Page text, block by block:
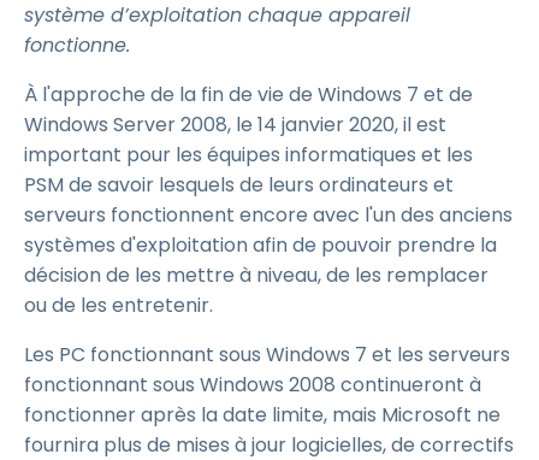
système d’exploitation chaque appareil
fonctionne.
À l'approche de la fin de vie de Windows 7 et de
Windows Server 2008, le 14 janvier 2020, il est
important pour les équipes informatiques et les
PSM de savoir lesquels de leurs ordinateurs et
serveurs fonctionnent encore avec l'un des anciens
systèmes d'exploitation afin de pouvoir prendre la
décision de les mettre à niveau, de les remplacer
ou de les entretenir.
Les PC fonctionnant sous Windows 7 et les serveurs
fonctionnant sous Windows 2008 continueront à
fonctionner après la date limite, mais Microsoft ne
fournira plus de mises à jour logicielles, de correctifs